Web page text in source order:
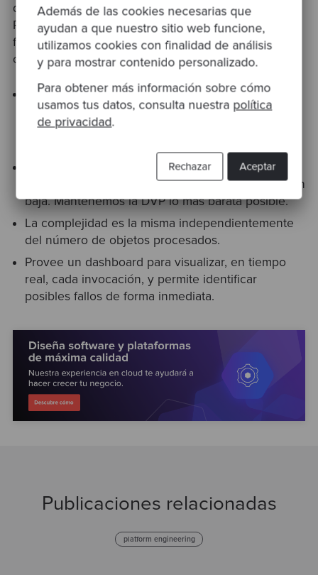
Además de las cookies necesarias que
ayudan a que nuestro sitio web funcione,
utilizamos cookies con finalidad de análisis
y para mostrar contenido personalizado.
Para obtener más información sobre cómo
usamos tus datos, consulta nuestra política
de privacidad.
Aceptar
Rechazar
que no necesita experiencia previa en Lambda,
Python o el servicio de Step Functions, asegurando
facilidad de uso sin dependencia de los
conocimientos técnicos.
Provee un alto nivel de seguridad al limitar el
acceso a los buckets de S3 exclusivamente al rol
de ejecución de Step Functions, mitigando los
Control absoluto sobre costes, reduciendo la
paralelización para mantener una tasa de ingestión
baja. Mantenemos la DVP lo más barata posible.
La complejidad es la misma independientemente
del número de objetos procesados.
Provee un dashboard para visualizar, en tiempo
real, cada invocación, y permite identificar
posibles fallos de forma inmediata.
Publicaciones relacionadas
platform engineering